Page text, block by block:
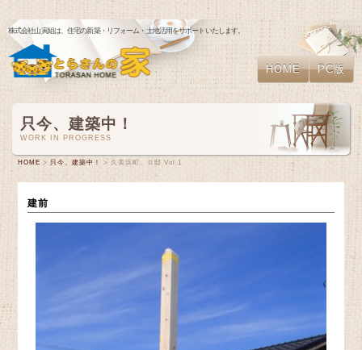
株式会社山寅組は、住宅の新築・リフォーム・土地活用をサポートいたします。
HOME PC版
只今、建築中！
WORK IN PROGRESS
HOME > 只今、建築中！ > 久美浜町、Ｏ邸 Vol.1
建前